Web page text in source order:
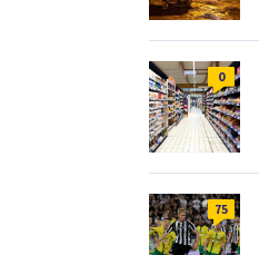
0
75